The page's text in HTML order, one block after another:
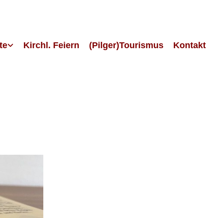
Kirchl. Feiern (Pilger)Tourismus Kontakt